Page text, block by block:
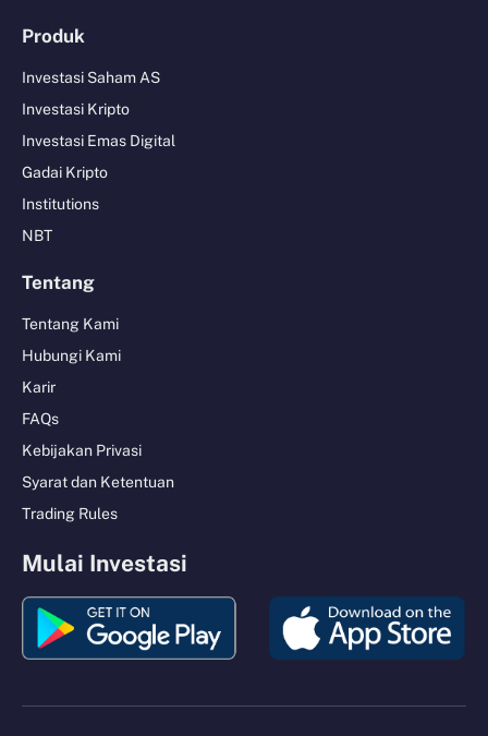
Produk
Investasi Saham AS
Investasi Kripto
Investasi Emas Digital
Gadai Kripto
Institutions
NBT
Tentang
Tentang Kami
Hubungi Kami
Karir
FAQs
Kebijakan Privasi
Syarat dan Ketentuan
Trading Rules
Mulai Investasi